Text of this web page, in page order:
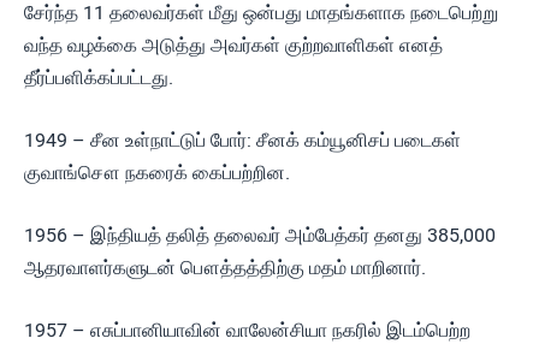
சேர்ந்த 11 தலைவர்கள் மீது ஒன்பது மாதங்களாக நடைபெற்று
வந்த வழக்கை அடுத்து அவர்கள் குற்றவாளிகள் எனத்
தீர்ப்பளிக்கப்பட்டது.
1949 – சீன உள்நாட்டுப் போர்: சீனக் கம்யூனிசப் படைகள்
குவாங்சௌ நகரைக் கைப்பற்றின.
1956 – இந்தியத் தலித் தலைவர் அம்பேத்கர் தனது 385,000
ஆதரவாளர்களுடன் பௌத்தத்திற்கு மதம் மாறினார்.
1957 – எசுப்பானியாவின் வாலேன்சியா நகரில் இடம்பெற்ற